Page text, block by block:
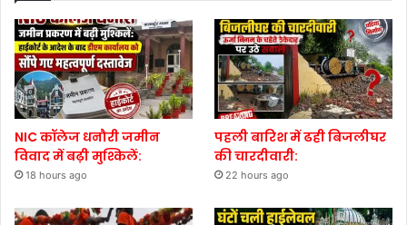
NIC कॉलेज धनौरी जमीन
विवाद में बढ़ी मुश्किलें:
18 hours ago
पहली बारिश में ढही बिजलीघर
की चारदीवारी:
22 hours ago